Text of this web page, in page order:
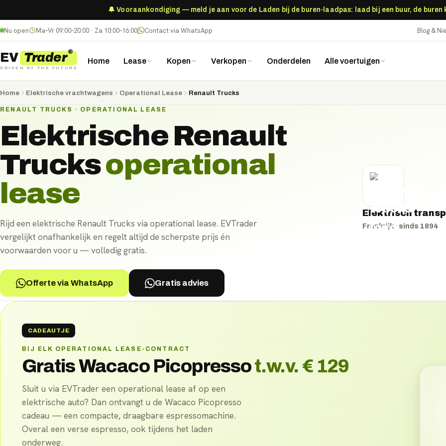
🔔 Vooraankondiging — meld je aan voor de Laden bij de buren-laadpas: laad bij een buur, de
Nu open Ma–Vr 09:00–20:00 · Za 10:00–16:00 Contact via WhatsApp Blog &
EV Trader®
DRIVEN BY THE FUTURE
Home Lease Kopen Verkopen Onderdelen Alle voertuigen
Home Elektrische vrachtwagens Operational Lease Renault Trucks
RENAULT TRUCKS · OPERATIONAL LEASE
Elektrische Renault
Trucksoperational
lease
Rijd een elektrische Renault Trucks via operational lease. EVTrader
vergelijkt onafhankelijk en regelt altijd de scherpste prijs én
voorwaarden voor u — volledig gratis.
Offerte via WhatsApp Gratis advies
Elektrisch
Frankrijk · sinds 1894
CADEAUTJE
BIJ ELK OPERATIONAL LEASE-CONTRACT
Gratis Wacaco Picopressot.w.v. € 129
Sluit u via EVTrader een operational lease af op een
elektrische auto? Dan ontvangt u de Wacaco Picopresso
cadeau — een compacte, draagbare espressomachine.
Overal een verse espresso, ook tijdens het laden
onderweg.